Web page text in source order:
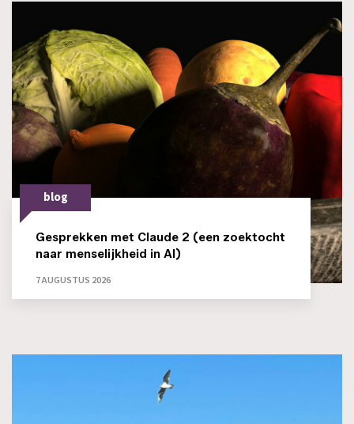
blog
Gesprekken met Claude 2 (een zoektocht
naar menselijkheid in AI)
7 AUGUSTUS 2026